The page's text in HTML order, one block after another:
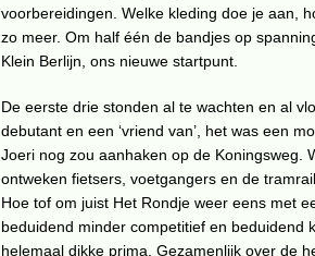
voorbereidingen. Welke kleding doe je aan,
zo meer. Om half één de bandjes op
Klein Berlijn, ons nieuwe startpunt.
De eerste drie stonden al te wachten en al
debutant en een ‘vriend van’, het was een
Joeri nog zou aanhaken op de Koningsweg.
ontweken fietsers, voetgangers en de
Hoe tof om juist Het Rondje weer eens met
beduidend minder competitief en beduidend
helemaal dikke prima. Gezamenlijk over de